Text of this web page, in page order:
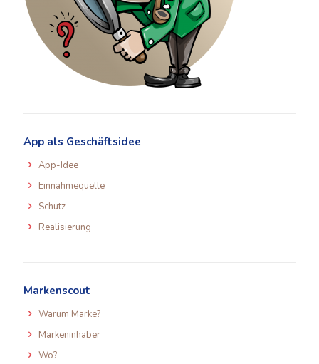
App als Geschäftsidee
App-Idee
Einnahmequelle
Schutz
Realisierung
Markenscout
Warum Marke?
Markeninhaber
Wo?